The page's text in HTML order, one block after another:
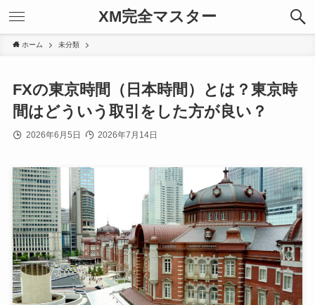
XM完全マスター
ホーム 未分類
FXの東京時間（日本時間）とは？東京時
間はどういう取引をした方が良い？
2026年6月5日 2026年7月14日